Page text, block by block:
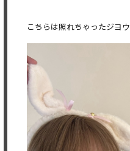
こちらは照れちゃったジヨウ